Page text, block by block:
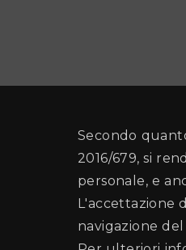
Secondo
2016/679, si
personale, e
L'accettazione
navigazione del